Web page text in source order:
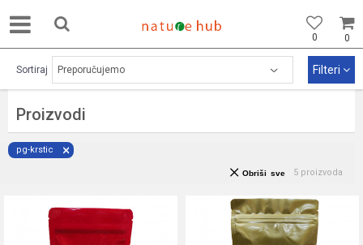
0
0
Proizvodi
Sortiraj Filteri
pg-krstic
5 proizvoda
Obriši sve